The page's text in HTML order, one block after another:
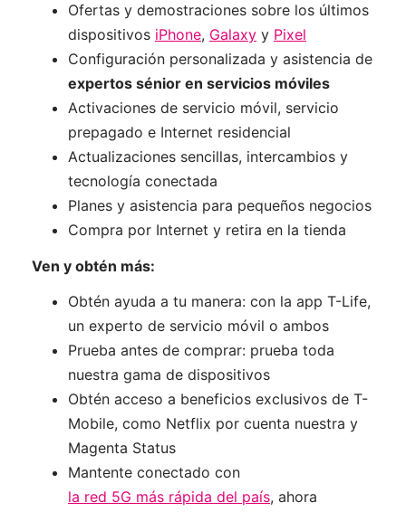
Ofertas y demostraciones sobre los últimos
dispositivos iPhone, Galaxy y Pixel
Configuración personalizada y asistencia de
expertos sénior en servicios móviles
Activaciones de servicio móvil, servicio
prepagado e Internet residencial
Actualizaciones sencillas, intercambios y
tecnología conectada
Planes y asistencia para pequeños negocios
Compra por Internet y retira en la tienda
Ven y obtén más:
Obtén ayuda a tu manera: con la app T-Life,
un experto de servicio móvil o ambos
Prueba antes de comprar: prueba toda
nuestra gama de dispositivos
Obtén acceso a beneficios exclusivos de T-
Mobile, como Netflix por cuenta nuestra y
Magenta Status
Mantente conectado con
la red 5G más rápida del país, ahora